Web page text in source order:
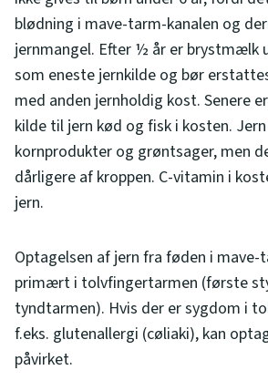
blødning i mave-tarm-kanalen og
jernmangel. Efter ½ år er
som eneste jernkilde og bør
med anden jernholdig kost. Senere
kilde til jern kød og fisk i kosten.
kornprodukter og grøntsager, men
dårligere af kroppen. C-vitamin i
jern.
Optagelsen af jern fra føden i mave-
primært i tolvfingertarmen (første
tyndtarmen). Hvis der er sygdom i
f.eks. glutenallergi (cøliaki), kan
påvirket.